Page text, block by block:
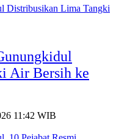
Air Bersih ke
11:42 WIB